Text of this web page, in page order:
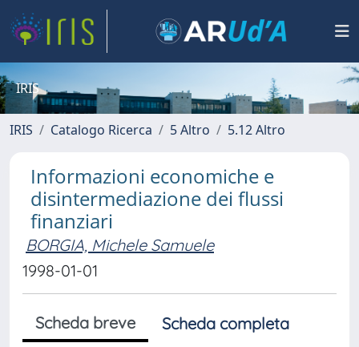
IRIS
IRIS Catalogo Ricerca 5 Altro 5.12 Altro
Informazioni economiche e
disintermediazione dei flussi
finanziari
BORGIA, Michele Samuele
1998-01-01
Scheda breve
Scheda completa